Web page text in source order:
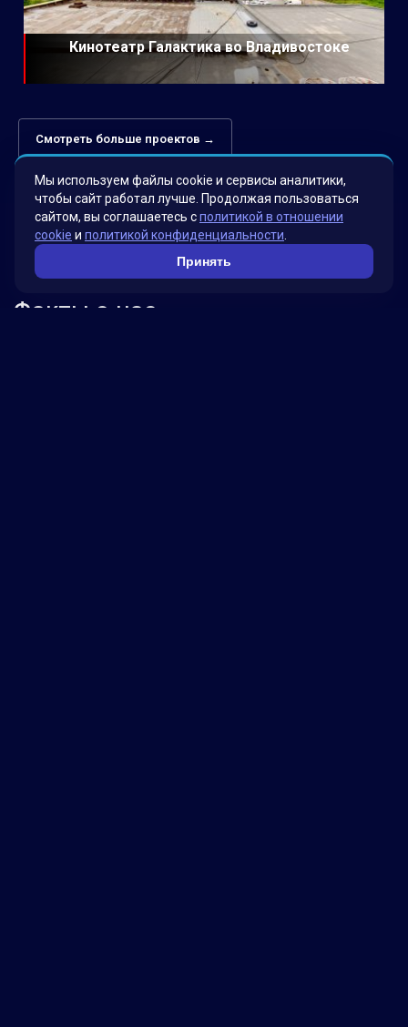
Кинотеатр Галактика во Владивостоке
Смотреть больше проектов →
Факты о нас
Мы используем файлы cookie и сервисы аналитики,
чтобы сайт работал лучше. Продолжая пользоваться
сайтом, вы соглашаетесь сполитикой в отношении
cookie и политикой конфиденциальности
Принять